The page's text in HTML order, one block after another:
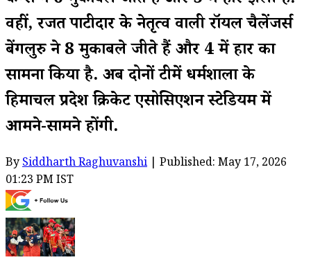
वहीं, रजत पाटीदार के नेतृत्व वाली रॉयल चैलेंजर्स
बेंगलुरु ने 8 मुकाबले जीते हैं और 4 में हार का
सामना किया है. अब दोनों टीमें धर्मशाला के
हिमाचल प्रदेश क्रिकेट एसोसिएशन स्टेडियम में
आमने-सामने होंगी.
BySiddharth Raghuvanshi | Published: May 17, 2026
01:23 PM IST